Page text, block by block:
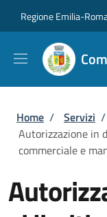
Regione Emilia-
Briciole
Home / Servizi /
Autorizzazione in
commerciale e